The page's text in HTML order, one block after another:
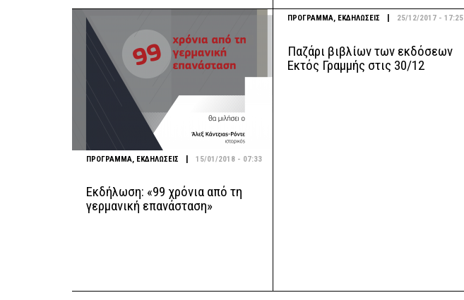
ΠΡΟΓΡΑΜΜΑ ΕΚΔΗΛΩΣΕΙΣ | 15/01/2018 - 07:33
Εκδήλωση: «99 χρόνια από τη
γερμανική επανάσταση»
ΠΡΟΓΡΑΜΜΑ, ΕΚΔΗΛΩΣΕΙΣ 25/12/2017 - 17:25
Παζάρι βιβλίων των εκδόσεων
Εκτός Γραμμής στις 30/12